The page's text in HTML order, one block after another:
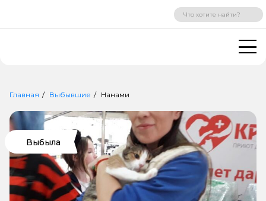
ВХОД РЕГИСТРАЦИЯ
Главная Выбывшие Нанами
Выбыла